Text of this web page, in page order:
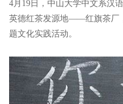
4月19日，中山大学中文系汉
英德红茶发源地——红旗茶厂
题文化实践活动。